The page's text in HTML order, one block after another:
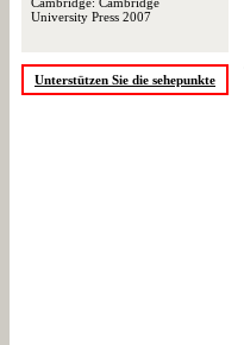
University Press 2007
Unterstützen Sie die sehepunkte